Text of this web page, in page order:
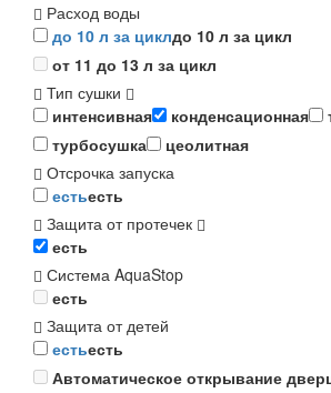
Расход воды
до 10 л за циклдо 10 л за цикл
от 11 до 13 л за цикл
Тип сушки
интенсивная
конденсационная
турбосушка
цеолитная
Отсрочка запуска
естьесть
Защита от протечек
есть
Система AquaStop
есть
Защита от детей
естьесть
Автоматическое открывание